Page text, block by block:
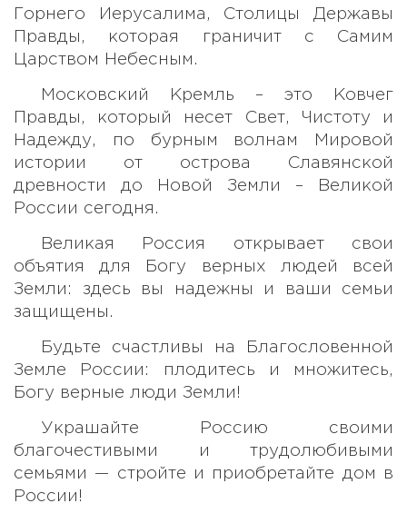
Горнего Иерусалима, Столицы Державы
Правды, которая граничит с Самим
Царством Небесным.
Московский Кремль – это Ковчег
Правды, который несет Свет, Чистоту и
Надежду, по бурным волнам Мировой
истории от острова Славянской
древности до Новой Земли – Великой
России сегодня.
Великая Россия открывает свои
объятия для Богу верных людей всей
Земли: здесь вы надежны и ваши семьи
защищены.
Будьте счастливы на Благословенной
Земле России: плодитесь и множитесь,
Богу верные люди Земли!
Украшайте Россию своими
благочестивыми и трудолюбивыми
семьями — стройте и приобретайте дом в
России!